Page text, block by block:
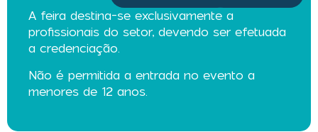
A feira destina-se exclusivamente a
profissionais do setor, devendo ser efetuada
a credenciação.
Não é permitida a entrada no evento a
menores de 12 anos.